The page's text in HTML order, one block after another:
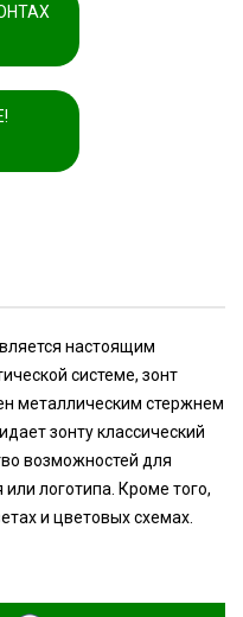
настоящим
системе, зонт
металлическим стержнем
зонту классический
возможностей для
логотипа. Кроме того,
и цветовых схемах.